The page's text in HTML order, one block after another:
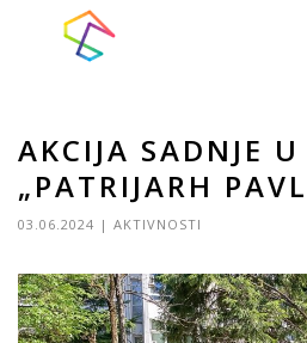
AKCIJA SADNJE
„PATRIJARH
03.06.2024 | AKTIVNOSTI